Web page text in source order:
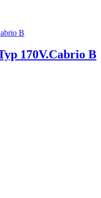
170V.Cabrio B